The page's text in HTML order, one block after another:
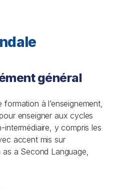
général
à l’enseignement,
enseigner aux cycles
y compris les
accent mis sur
as a Second Language,